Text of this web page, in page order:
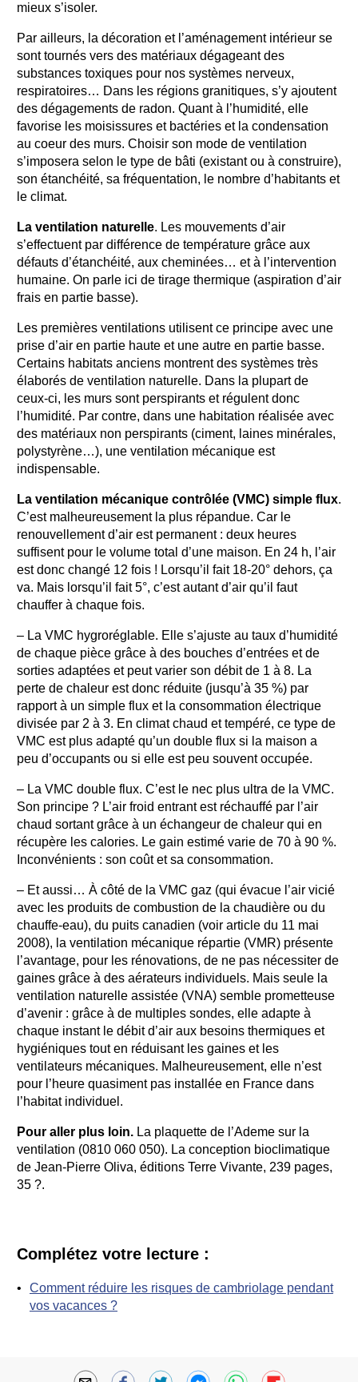
mieux s’isoler.
Par ailleurs, la décoration et l’aménagement intérieur se
sont tournés vers des matériaux dégageant des
substances toxiques pour nos systèmes nerveux,
respiratoires… Dans les régions granitiques, s’y ajoutent
des dégagements de radon. Quant à l’humidité, elle
favorise les moisissures et bactéries et la condensation
au coeur des murs. Choisir son mode de ventilation
s’imposera selon le type de bâti (existant ou à construire),
son étanchéité, sa fréquentation, le nombre d’habitants et
le climat.
La ventilation naturelle. Les mouvements d’air
s’effectuent par différence de température grâce aux
défauts d’étanchéité, aux cheminées… et à l’intervention
humaine. On parle ici de tirage thermique (aspiration d’air
frais en partie basse).
Les premières ventilations utilisent ce principe avec une
prise d’air en partie haute et une autre en partie basse.
Certains habitats anciens montrent des systèmes très
élaborés de ventilation naturelle. Dans la plupart de
ceux-ci, les murs sont perspirants et régulent donc
l’humidité. Par contre, dans une habitation réalisée avec
des matériaux non perspirants (ciment, laines minérales,
polystyrène…), une ventilation mécanique est
indispensable.
La ventilation mécanique contrôlée (VMC) simple flux.
C’est malheureusement la plus répandue. Car le
renouvellement d’air est permanent : deux heures
suffisent pour le volume total d’une maison. En 24 h, l’air
est donc changé 12 fois ! Lorsqu’il fait 18-20° dehors, ça
va. Mais lorsqu’il fait 5°, c’est autant d’air qu’il faut
chauffer à chaque fois.
– La VMC hygroréglable. Elle s’ajuste au taux d’humidité
de chaque pièce grâce à des bouches d’entrées et de
sorties adaptées et peut varier son débit de 1 à 8. La
perte de chaleur est donc réduite (jusqu’à 35 %) par
rapport à un simple flux et la consommation électrique
divisée par 2 à 3. En climat chaud et tempéré, ce type de
VMC est plus adapté qu’un double flux si la maison a
peu d’occupants ou si elle est peu souvent occupée.
– La VMC double flux. C’est le nec plus ultra de la VMC.
Son principe ? L’air froid entrant est réchauffé par l’air
chaud sortant grâce à un échangeur de chaleur qui en
récupère les calories. Le gain estimé varie de 70 à 90 %.
Inconvénients : son coût et sa consommation.
– Et aussi… À côté de la VMC gaz (qui évacue l’air vicié
avec les produits de combustion de la chaudière ou du
chauffe-eau), du puits canadien (voir article du 11 mai
2008), la ventilation mécanique répartie (VMR) présente
l’avantage, pour les rénovations, de ne pas nécessiter de
gaines grâce à des aérateurs individuels. Mais seule la
ventilation naturelle assistée (VNA) semble prometteuse
d’avenir : grâce à de multiples sondes, elle adapte à
chaque instant le débit d’air aux besoins thermiques et
hygiéniques tout en réduisant les gaines et les
ventilateurs mécaniques. Malheureusement, elle n’est
pour l’heure quasiment pas installée en France dans
l’habitat individuel.
Pour aller plus loin. La plaquette de l’Ademe sur la
ventilation (0810 060 050). La conception bioclimatique
de Jean-Pierre Oliva, éditions Terre Vivante, 239 pages,
35 ?.
Complétez votre lecture :
Comment réduire les risques de cambriolage pendant
vos vacances ?